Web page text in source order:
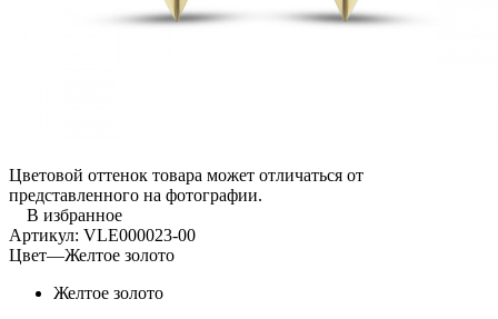
Цветовой оттенок товара может отличаться от
представленного на фотографии.
В избранное
Артикул: VLE000023-00
Цвет—Желтое золото
Желтое золото